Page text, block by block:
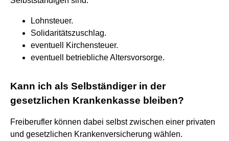
Lohnsteuer.
Solidaritätszuschlag.
eventuell Kirchensteuer.
eventuell betriebliche Altersvorsorge.
Kann ich als Selbständiger in der
gesetzlichen Krankenkasse bleiben?
Freiberufler können dabei selbst zwischen einer privaten
und gesetzlichen Krankenversicherung wählen.